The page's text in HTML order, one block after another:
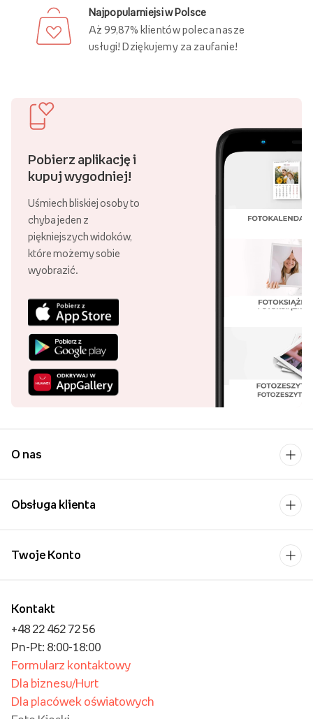
Najpopularniejsi w Polsce
Aż 99,87% klientów poleca nasze
usługi! Dziękujemy za zaufanie!
Pobierz aplikację i
kupuj wygodniej!
Uśmiech bliskiej osoby to
chyba jeden z
piękniejszych widoków,
które możemy sobie
wyobrazić.
O nas
Obsługa klienta
Kontakt
+48 22 462 72 56
Pn-Pt: 8:00-18:00
Formularz kontaktowy
Dla biznesu/Hurt
Dla placówek oświatowych
Twoje Konto